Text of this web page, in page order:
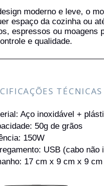
moderno e leve, o
espaço da cozinha ou
espressos ou moagens
e qualidade.
TÉCNICAS
Aço inoxidável +
50g de grãos
150W
USB (cabo não
17 cm x 9 cm x 9 cm